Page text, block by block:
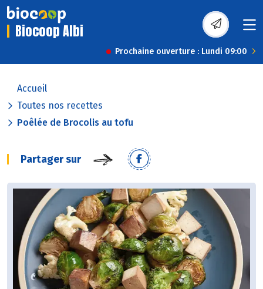
Biocoop Albi
Prochaine ouverture : Lundi 09:00
Accueil
Toutes nos recettes
Poêlée de Brocolis au tofu
Partager sur